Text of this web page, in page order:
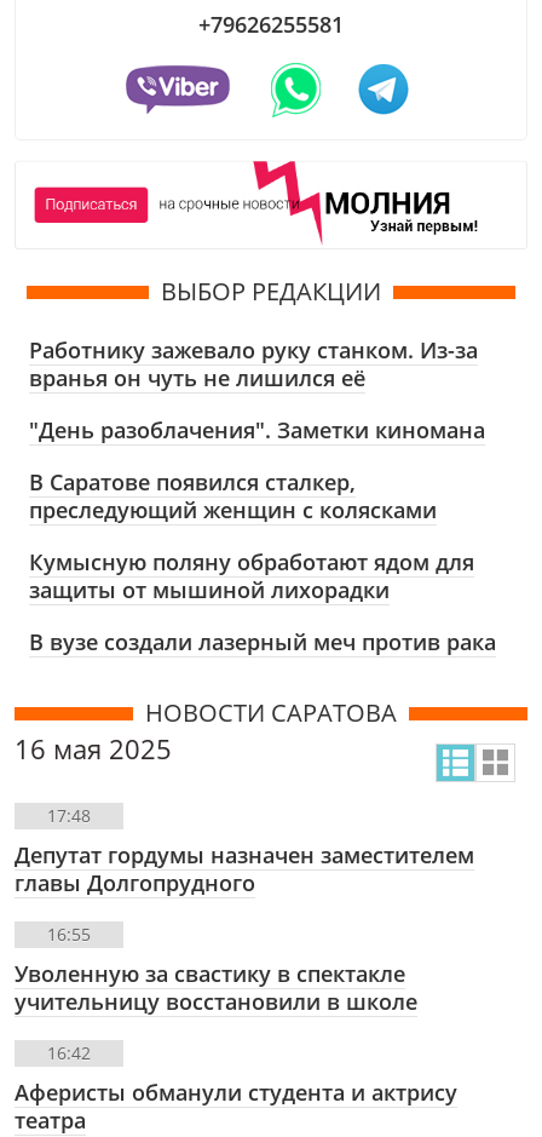
+79626255581
ВЫБОР РЕДАКЦИИ
Работнику зажевало руку станком. Из-за
вранья он чуть не лишился её
"День разоблачения". Заметки киномана
В Саратове появился сталкер,
преследующий женщин с колясками
Кумысную поляну обработают ядом для
защиты от мышиной лихорадки
В вузе создали лазерный меч против рака
НОВОСТИ САРАТОВА
16 мая 2025
17:48
Депутат гордумы назначен заместителем
главы Долгопрудного
16:55
Уволенную за свастику в спектакле
учительницу восстановили в школе
16:42
Аферисты обманули студента и актрису
театра